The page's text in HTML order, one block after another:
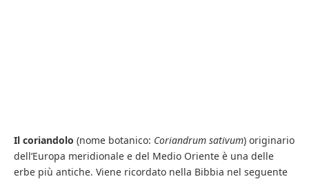
Il coriandolo (nome botanico: Coriandrum sativum) originario
dell’Europa meridionale e del Medio Oriente è una delle
erbe più antiche. Viene ricordato nella Bibbia nel seguente